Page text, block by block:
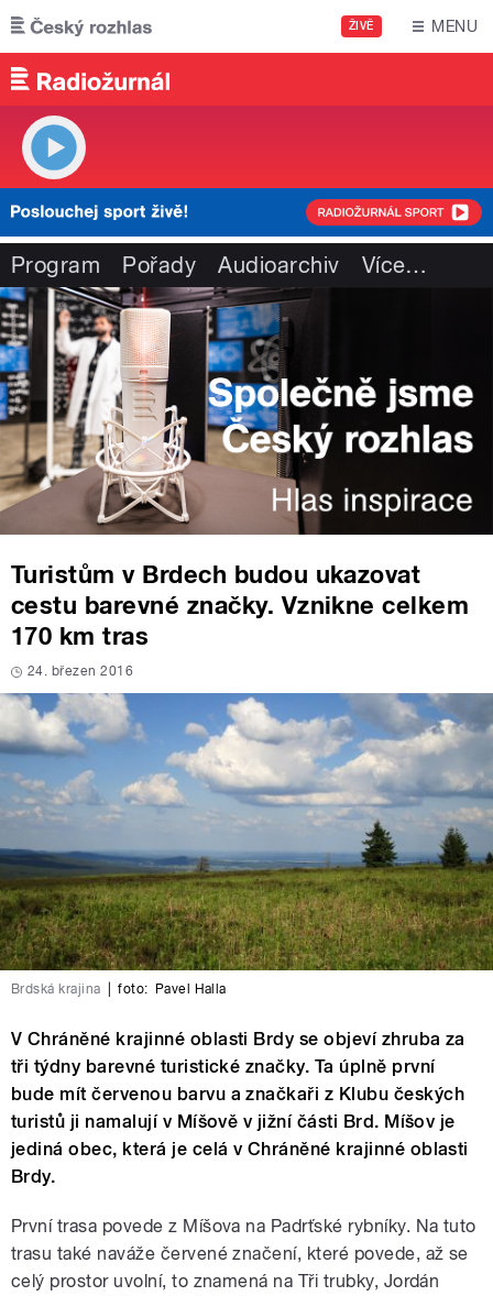
Přejít k hlavnímu obsahu
ŽIVĚ MENU
Program Pořady Audioarchiv Více…
Turistům v Brdech budou ukazovat
cestu barevné značky. Vznikne celkem
170 km tras
24. březen 2016
Brdská krajina foto: Pavel Halla
V Chráněné krajinné oblasti Brdy se objeví zhruba za
tři týdny barevné turistické značky. Ta úplně první
bude mít červenou barvu a značkaři z Klubu českých
turistů ji namalují v Míšově v jižní části Brd. Míšov je
jediná obec, která je celá v Chráněné krajinné oblasti
Brdy.
První trasa povede z Míšova na Padrťské rybníky. Na tuto
trasu také naváže červené značení, které povede, až se
celý prostor uvolní, to znamená na Tři trubky, Jordán